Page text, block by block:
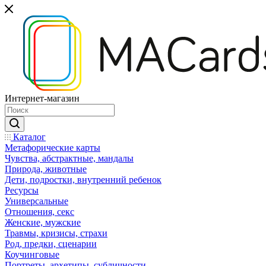
Интернет-магазин
Каталог
Mетафорические карты
Чувства, абстрактные, мандалы
Природа, животные
Дети, подростки, внутренний ребенок
Ресурсы
Универсальные
Отношения, секс
Женские, мужские
Травмы, кризисы, страхи
Род, предки, сценарии
Коучинговые